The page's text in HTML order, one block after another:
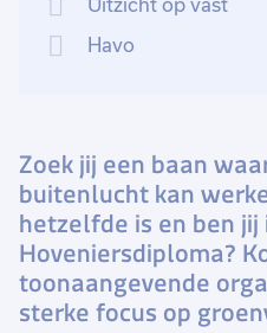
Uitzicht op vast
Havo
Zoek jij een baan
buitenlucht kan
hetzelfde is en ben
Hoveniersdiploma?
toonaangevende
sterke focus op